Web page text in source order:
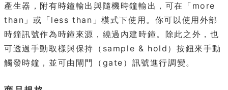
產生器，附有時鐘輸出與隨機時鐘輸出，可在「more
than」或「less than」模式下使用。你可以使用外部
時鐘訊號作為時鐘來源，繞過內建時鐘。除此之外，也
可透過手動取樣與保持（sample & hold）按鈕來手動
觸發時鐘，並可由閘門（gate）訊號進行調變。